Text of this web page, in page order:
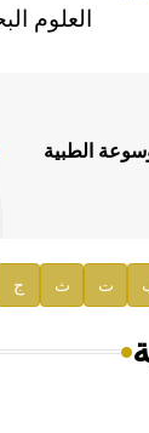
صالح وزيرا للثقافة
من موسوعة
تطلق موسوعات
العلوم
الطبية
ت ث ج